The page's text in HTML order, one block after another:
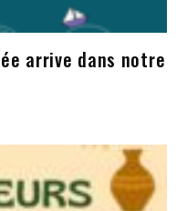
arrive dans notre